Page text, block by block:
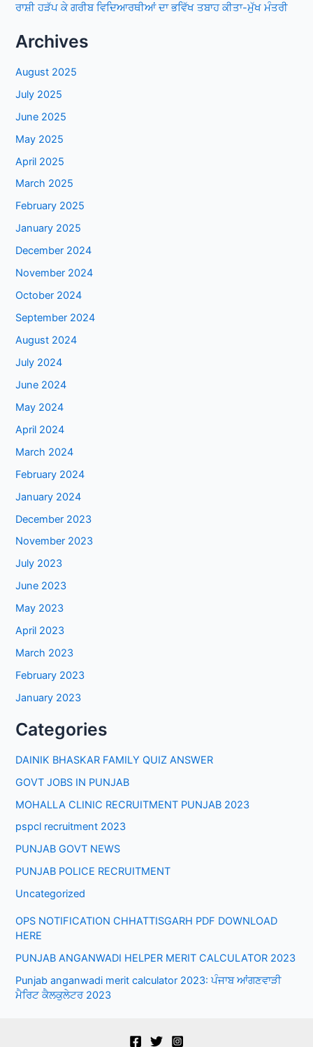
ਰਾਸ਼ੀ ਹੜੱਪ ਕੇ ਗਰੀਬ ਵਿਦਿਆਰਥੀਆਂ ਦਾ ਭਵਿੱਖ ਤਬਾਹ ਕੀਤਾ-ਮੁੱਖ ਮੰਤਰੀ
Archives
August 2025
July 2025
June 2025
May 2025
April 2025
March 2025
February 2025
January 2025
December 2024
November 2024
October 2024
September 2024
August 2024
July 2024
June 2024
May 2024
April 2024
March 2024
February 2024
January 2024
December 2023
November 2023
July 2023
June 2023
May 2023
April 2023
March 2023
February 2023
January 2023
Categories
DAINIK BHASKAR FAMILY QUIZ ANSWER
GOVT JOBS IN PUNJAB
MOHALLA CLINIC RECRUITMENT PUNJAB 2023
pspcl recruitment 2023
PUNJAB GOVT NEWS
PUNJAB POLICE RECRUITMENT
Uncategorized
OPS NOTIFICATION CHHATTISGARH PDF DOWNLOAD
HERE
PUNJAB ANGANWADI HELPER MERIT CALCULATOR 2023
Punjab anganwadi merit calculator 2023: ਪੰਜਾਬ ਆਂਗਣਵਾੜੀ
ਮੈਰਿਟ ਕੈਲਕੁਲੇਟਰ 2023